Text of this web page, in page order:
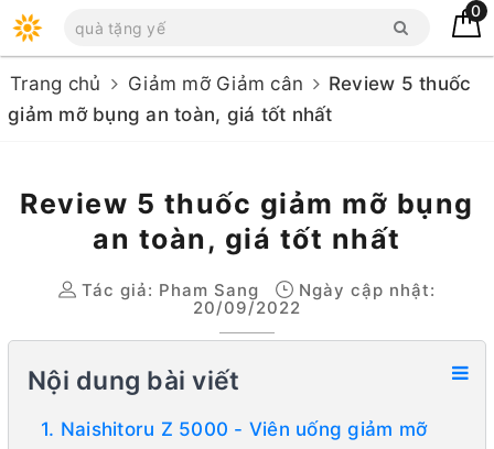
0
Trang chủ Giảm mỡ Giảm cân
Review 5 thuốc
giảm mỡ bụng an toàn, giá tốt nhất
Review 5 thuốc giảm mỡ bụng
an toàn, giá tốt nhất
Tác giả: Pham Sang
Ngày cập nhật:
20/09/2022
Nội dung bài viết
1. Naishitoru Z 5000 - Viên uống giảm mỡ